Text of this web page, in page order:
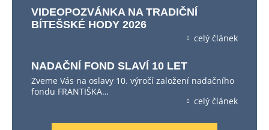
VIDEOPOZVÁNKA NA TRADIČNÍ
BÍTEŠSKÉ HODY 2026
celý článek
NADAČNÍ FOND SLAVÍ 10 LET
Zveme Vás na oslavy 10. výročí založení nadačního
fondu FRANTIŠKA…
celý článek